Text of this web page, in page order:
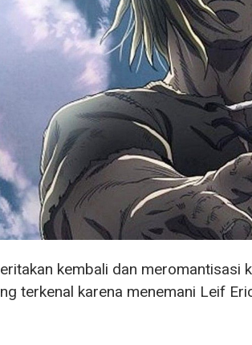
kembali dan
terkenal karena menemani Leif